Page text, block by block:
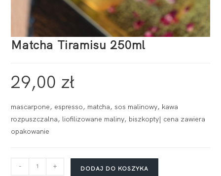
Matcha Tiramisu 250ml
29,00 zł
mascarpone, espresso, matcha, sos malinowy, kawa
rozpuszczalna, liofilizowane maliny, biszkopty| cena zawiera
opakowanie
- + DODAJ DO KOSZYKA